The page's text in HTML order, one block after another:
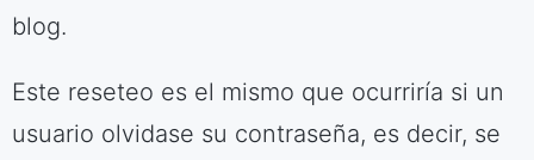
blog.
Este reseteo es el mismo que ocurriría si un
usuario olvidase su contraseña, es decir, se